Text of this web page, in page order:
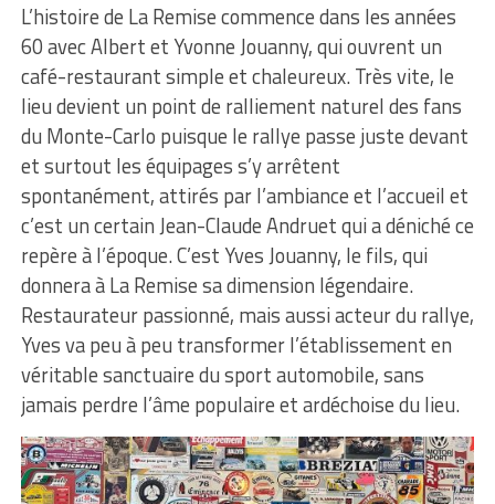
L’histoire de La Remise commence dans les années
60 avec Albert et Yvonne Jouanny, qui ouvrent un
café-restaurant simple et chaleureux. Très vite, le
lieu devient un point de ralliement naturel des fans
du Monte-Carlo puisque le rallye passe juste devant
et surtout les équipages s’y arrêtent
spontanément, attirés par l’ambiance et l’accueil et
c’est un certain Jean-Claude Andruet qui a déniché ce
repère à l’époque. C’est Yves Jouanny, le fils, qui
donnera à La Remise sa dimension légendaire.
Restaurateur passionné, mais aussi acteur du rallye,
Yves va peu à peu transformer l’établissement en
véritable sanctuaire du sport automobile, sans
jamais perdre l’âme populaire et ardéchoise du lieu.